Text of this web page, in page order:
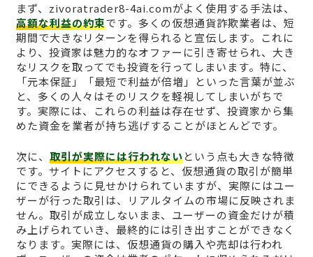
まず、zivoratrader8-4ai.comがよく使用する手法は、
高額な利益の約束です。多くの仮想通貨詐欺業者は、短
期間で大きなリターンを得られると宣伝します。これに
より、投資家は魅力的なオファーに引き寄せられ、大き
なリスクを取ってでも投資を行ってしまいます。特に、
「元本保証」「最短で利益が倍増」といった言葉が並ぶ
と、多くの人々はそのリスクを軽視してしまいがちで
す。実際には、これらの利益は存在せず、投資家から集
めた資金を業者が持ち逃げすることがほとんどです。
次に、 取引が実際には行われないという点も大きな特徴
です。サイトにアクセスすると、仮想通貨の取引が簡単
にできるように見せかけられていますが、実際にはユー
ザーが行った取引は、リアルタイムの市場に反映されま
せん。取引が成立しないまま、ユーザーの資金だけが積
み上げられていき、最終的には引き出すことができなく
なります。実際には、仮想通貨の購入や売却は行われ